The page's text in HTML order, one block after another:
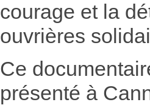
courage et la
ouvrières
Ce
présenté à